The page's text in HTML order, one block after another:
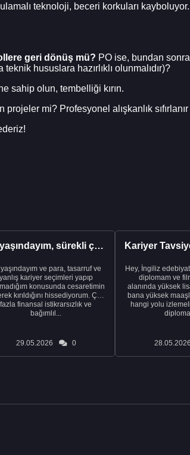
teknoloji, beceri korkuları
geri dönüş mü? PO ise, bundan
hususlara hazırlıklı olunmalıdır)?
sahip olun, tembelliği kırın.
mi? Profesyonel alışkanlık sıfırlanır
25 yaşındayım, sürekli çalışıyorum ve hâlâ maddi a...
ve para, tasarruf ve
yanlış kariyer seçimleri yapıp
konusunda cesaretimin
kırıldığını hissediyorum. Çok
fazla finansal istikrarsızlık ve
bağımlıl...
29.05.2026 0
Hey, İngiliz
diplomam ve
alanında yüksek
bana yüksek
hangi yolu
28.05.2026